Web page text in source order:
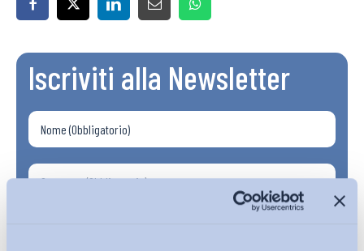
Iscriviti alla Newsletter